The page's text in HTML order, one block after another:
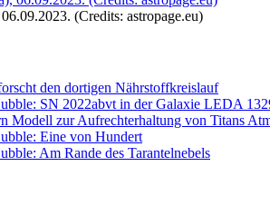
(Credits: astropage.eu)
den dortigen Nährstoffkreislauf
SN 2022abvt in der Galaxie LEDA
Modell zur Aufrechterhaltung von Titans
Eine von Hundert
Am Rande des Tarantelnebels